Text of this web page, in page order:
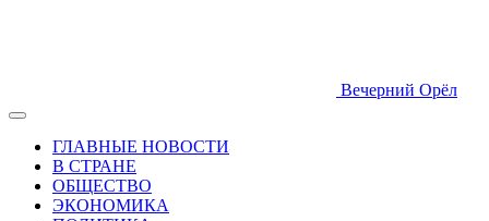
Вечерний Орёл
ГЛАВНЫЕ НОВОСТИ
В СТРАНЕ
ОБЩЕСТВО
ЭКОНОМИКА